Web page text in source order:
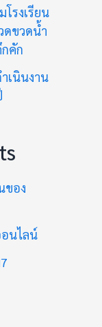
รงเรียน
ดขวดน้ำ
คัก
เนินงาน
ของ
นไลน์